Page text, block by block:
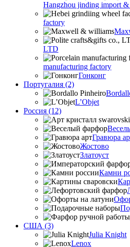
Hangzhou jinding import
factory
LTD
manufacturing factory
Гонконг
Португалия (2)
L’Objet
Россия (12)
Гравюра
Жостово
Златоуст
Камни
США (3)
Julia Knight
Lenox